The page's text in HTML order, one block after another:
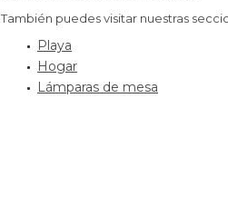
También puedes visitar nuestras
Playa
Hogar
Lámparas de mesa